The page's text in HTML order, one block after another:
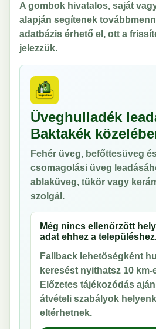
A gombok hivatalos, saját
alapján segítenek
adatbázis érhető el, ott a
jelezzük.
Üveghulladék
Baktakék
Fehér üveg, befőttesüveg
csomagolási üveg
ablaküveg, tükör vagy
szolgál.
Még nincs ellenőrzött
adat ehhez a
Fallback lehetőségként
keresést nyithatsz 10
Előzetes tájékozódás
átvételi szabályok
eltérhetnek.